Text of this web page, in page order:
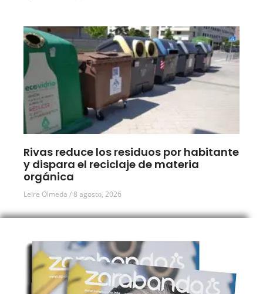
Rivas reduce los residuos por habitante
y dispara el reciclaje de materia
orgánica
Leire Olmeda 8 agosto, 2026